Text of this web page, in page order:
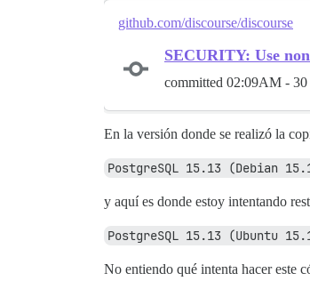
github.com/discourse/discourse
SECURITY: Use
committed 02:09AM - 30
En la versión donde se realizó la
PostgreSQL 15.13 (Debian
y aquí es donde estoy intentando
PostgreSQL 15.13 (Ubuntu
No entiendo qué intenta hacer este